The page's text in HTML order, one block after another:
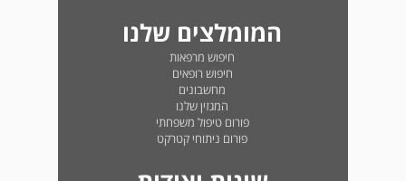
המומלצים שלנו
חיפוש מרפאות
חיפוש רופאים
מחשבונים
המגזין שלנו
פורום טיפול משפחתי
פורום ניתוחי קטרקט